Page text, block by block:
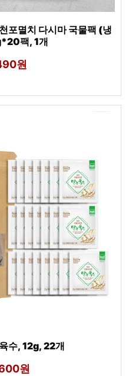
포멸치 다시마 국물팩 (냉
팩, 1개
원
수, 12g, 22개
원